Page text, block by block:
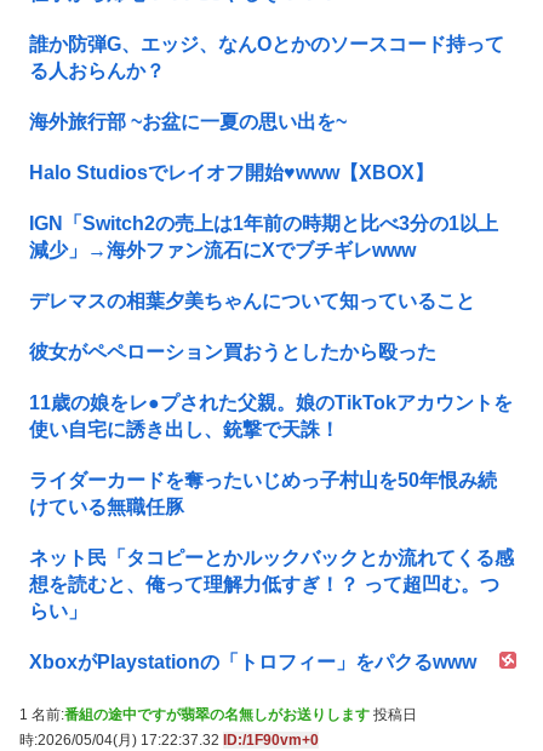
誰か防弾G、エッジ、なんOとかのソースコード持って
る人おらんか？
海外旅行部 ~お盆に一夏の思い出を~
Halo Studiosでレイオフ開始♥www【XBOX】
IGN「Switch2の売上は1年前の時期と比べ3分の1以上
減少」→海外ファン流石にXでブチギレwww
デレマスの相葉夕美ちゃんについて知っていること
彼女がペペローション買おうとしたから殴った
11歳の娘をレ●プされた父親。娘のTikTokアカウントを
使い自宅に誘き出し、銃撃で天誅！
ライダーカードを奪ったいじめっ子村山を50年恨み続
けている無職任豚
ネット民「タコピーとかルックバックとか流れてくる感
想を読むと、俺って理解力低すぎ！？ って超凹む。つ
らい」
XboxがPlaystationの「トロフィー」をパクるwww
1 名前:番組の途中ですが翡翠の名無しがお送りします 投稿日
時:2026/05/04(月) 17:22:37.32
ID:/1F90vm+0